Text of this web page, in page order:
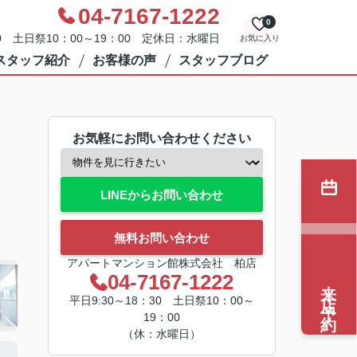
04-7167-1222
土日祭10：00～19：00 定休日：水曜日 お気に入り
0
タッフ紹介 お客様の声 スタッフブログ
お気軽にお問い合わせください
LINEからお問い合わせ
無料お問い合わせ
アパートマンション館株式会社 柏店
04-7167-1222
平日9:30～18：30 土日祭10：00～
19：00
（休：水曜日）
来店予約